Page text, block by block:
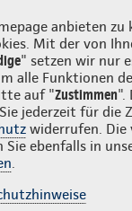
anbieten zu
Mit der von
" setzen wir nur
alle Funktionen
auf "Zustimmen".
jederzeit für die
widerrufen. Die
ebenfalls in
.